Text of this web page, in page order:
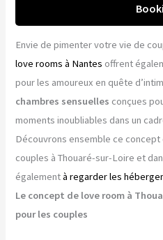
Envie de pimenter votre vie de
love rooms à Nantes offrent
pour les amoureux en quête
chambres sensuelles conçues
moments inoubliables dans un
Découvrons ensemble ce
couples à Thouaré-sur-Loire et
égalementà regarder les
Le concept de love room à
pour les couples